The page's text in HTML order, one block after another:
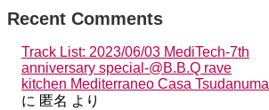
Recent Comments
Track List: 2023/06/03 MediTech-7th
anniversary special-@B.B.Q rave
kitchen Mediterraneo Casa Tsudanuma
に 匿名 より